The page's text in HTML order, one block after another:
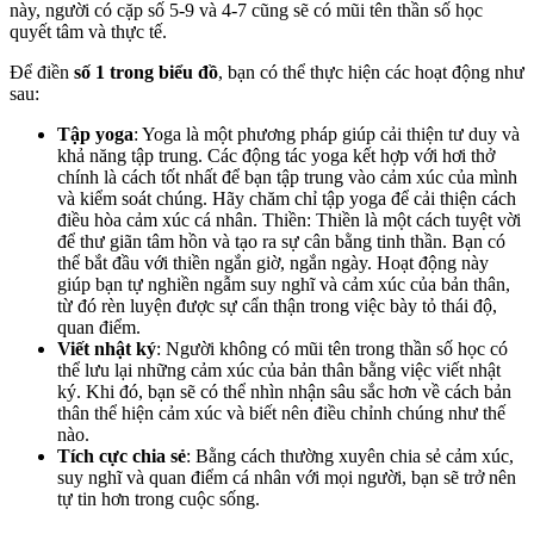
này, người có cặp số 5-9 và 4-7 cũng sẽ có mũi tên thần số học
quyết tâm và thực tế.
Để điền số 1 trong biểu đồ, bạn có thể thực hiện các hoạt động như
sau:
Tập yoga: Yoga là một phương pháp giúp cải thiện tư duy và
khả năng tập trung. Các động tác yoga kết hợp với hơi thở
chính là cách tốt nhất để bạn tập trung vào cảm xúc của mình
và kiểm soát chúng. Hãy chăm chỉ tập yoga để cải thiện cách
điều hòa cảm xúc cá nhân. Thiền: Thiền là một cách tuyệt vời
để thư giãn tâm hồn và tạo ra sự cân bằng tinh thần. Bạn có
thể bắt đầu với thiền ngắn giờ, ngắn ngày. Hoạt động này
giúp bạn tự nghiền ngẫm suy nghĩ và cảm xúc của bản thân,
từ đó rèn luyện được sự cẩn thận trong việc bày tỏ thái độ,
quan điểm.
Viết nhật ký: Người không có mũi tên trong thần số học có
thể lưu lại những cảm xúc của bản thân bằng việc viết nhật
ký. Khi đó, bạn sẽ có thể nhìn nhận sâu sắc hơn về cách bản
thân thể hiện cảm xúc và biết nên điều chỉnh chúng như thế
nào.
Tích cực chia sẻ: Bằng cách thường xuyên chia sẻ cảm xúc,
suy nghĩ và quan điểm cá nhân với mọi người, bạn sẽ trở nên
tự tin hơn trong cuộc sống.